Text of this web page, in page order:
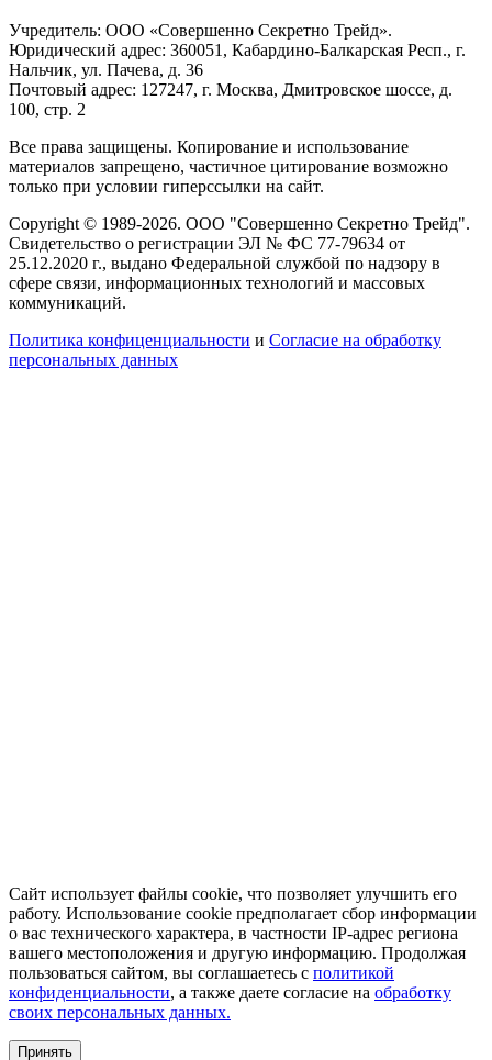
Учредитель: ООО «Совершенно Секретно Трейд».
Юридический адрес: 360051, Кабардино-Балкарская Респ., г.
Нальчик, ул. Пачева, д. 36
Почтовый адрес: 127247, г. Москва, Дмитровское шоссе, д.
100, стр. 2
Все права защищены. Копирование и использование
материалов запрещено, частичное цитирование возможно
только при условии гиперссылки на сайт.
Copyright © 1989-2026. ООО "Совершенно Секретно Трейд".
Свидетельство о регистрации ЭЛ № ФС 77-79634 от
25.12.2020 г., выдано Федеральной службой по надзору в
сфере связи, информационных технологий и массовых
коммуникаций.
Политика конфиценциальности и Согласие на обработку
персональных данных
Сайт использует файлы cookie, что позволяет улучшить его
работу. Использование cookie предполагает сбор информации
о вас технического характера, в частности IP-адрес региона
вашего местоположения и другую информацию. Продолжая
пользоваться сайтом, вы соглашаетесь с политикой
конфиденциальности, а также даете согласие на обработку
своих персональных данных.
Принять